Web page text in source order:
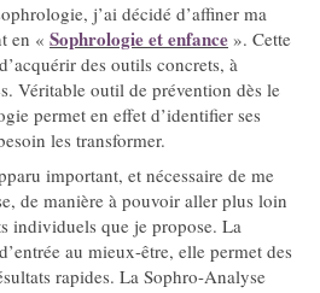
j’ai décidé d’affiner ma
en « Sophrologie et enfance ». Cette
des outils concrets, à
Véritable outil de prévention dès le
permet en effet d’identifier ses
les transformer.
important, et nécessaire de me
de manière à pouvoir aller plus loin
individuels que je propose. La
au mieux-­être, elle permet des
rapides. La Sophro-­Analyse